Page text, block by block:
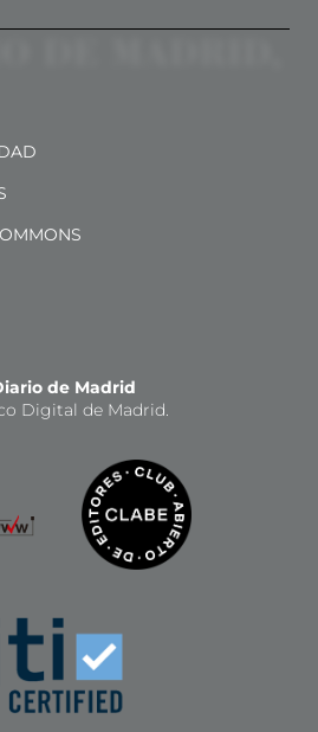
de Madrid
Digital de Madrid.